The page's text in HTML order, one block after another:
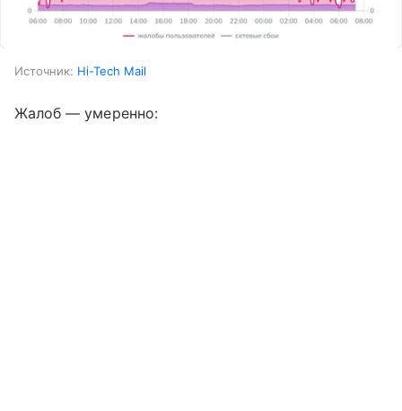
Источник: Hi-Tech Mail
Жалоб — умеренно: